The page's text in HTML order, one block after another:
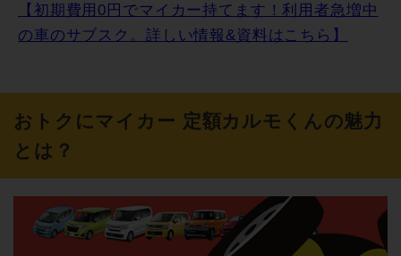
【初期費用0円でマイカー持てます！利用者急増中
の車のサブスク。詳しい情報&資料はこちら】
おトクにマイカー 定額カルモくんの魅力
とは？